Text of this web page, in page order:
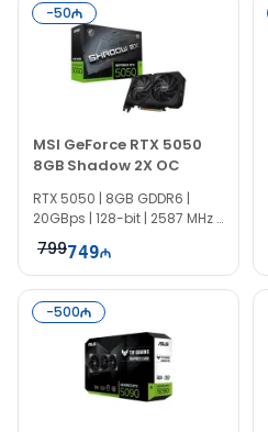
-50
MSI GeForce RTX 5050
8GB Shadow 2X OC
RTX 5050 | 8GB GDDR6 |
20GBps | 128-bit | 2587 MHz |
550W
799749
-500